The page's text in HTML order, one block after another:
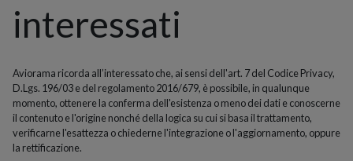
interessati
Aviorama ricorda all’interessato che, ai sensi dell'art. 7 del Codice Privacy,
D.Lgs. 196/03 e del regolamento 2016/679, è possibile, in qualunque
momento, ottenere la conferma dell'esistenza o meno dei dati e conoscerne
il contenuto e l'origine nonché della logica su cui si basa il trattamento,
verificarne l'esattezza o chiederne l'integrazione o l'aggiornamento, oppure
la rettificazione.